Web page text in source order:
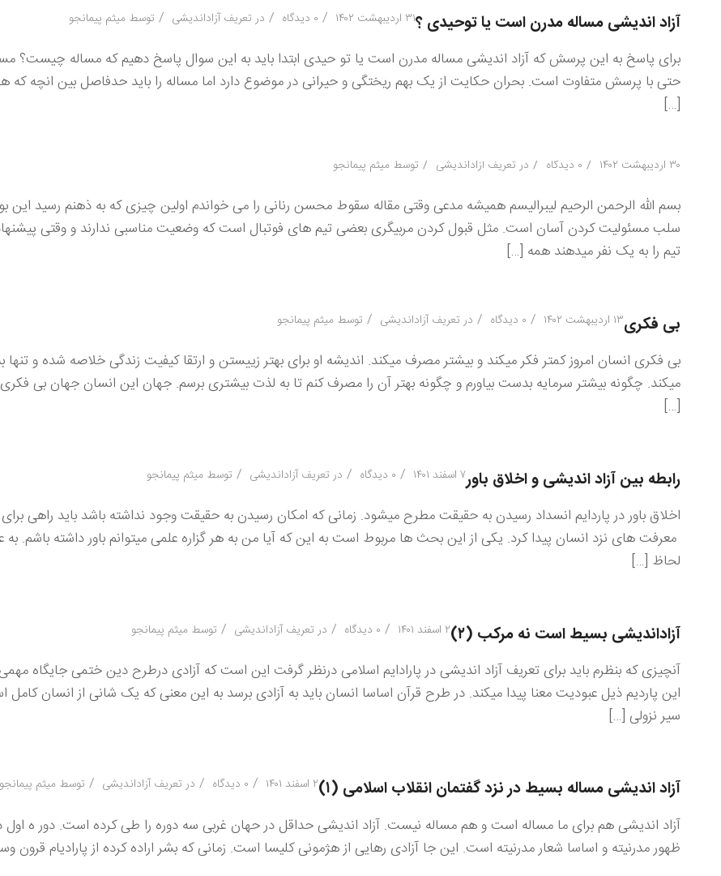
آزاد اندیشی مساله مدرن است یا توحیدی ؟۳۱ اردیبهشت ۱۴۰۲ / ۰ دیدگاه / در تعریف آزاداندیشی / توسط میثم پیمانجو
برای پاسخ به این پرسش که آزاد اندیشی مساله مدرن است یا تو حیدی ابتدا باید به این سوال پاسخ دهیم که مساله چیست؟
حتی با پرسش متفاوت است. بحران حکایت از یک بهم ریختگی و حیرانی در موضوع دارد اما مساله را باید حدفاصل بین انچه که
[…]
۳۰ اردیبهشت ۱۴۰۲ / ۰ دیدگاه / در تعریف آزاداندیشی / توسط میثم پیمانجو
بسم الله الرحمن الرحیم لیبرالیسم همیشه مدعی وقتی مقاله سقوط محسن رنانی را می خواندم اولین چیزی که به ذهنم رسید این
سلب مسئولیت کردن آسان است. مثل قبول کردن مربیگری بعضی تیم های فوتبال است که وضعیت مناسبی ندارند و وقتی
تیم را به یک نفر میدهند همه […]
بی فکری۱۳ اردیبهشت ۱۴۰۲ / ۰ دیدگاه / در تعریف آزاداندیشی / توسط میثم پیمانجو
بی فکری انسان امروز کمتر فکر میکند و بیشتر مصرف میکند. اندیشه او برای بهتر زییستن و ارتقا کیفیت زندگی خلاصه شده و تنها
میکند. چگونه بیشتر سرمایه بدست بیاورم و چگونه بهتر آن را مصرف کنم تا به لذت بیشتری برسم. جهان این انسان جهان بی
[…]
رابطه بین آزاد اندیشی و اخلاق باور۷ اسفند ۱۴۰۱ / ۰ دیدگاه / در تعریف آزاداندیشی / توسط میثم پیمانجو
اخلاق باور در پاردایم انسداد رسیدن به حقیقت مطرح میشود. زمانی که امکان رسیدن به حقیقت وجود نداشته باشد باید راهی
معرفت های نزد انسان پیدا کرد. یکی از این بحث ها مربوط است به این که آیا من به هر گزاره علمی میتوانم باور داشته باشم. به
لحاظ […]
آزاداندیشی بسیط است نه مرکب (۲) ۲ اسفند ۱۴۰۱ / ۰ دیدگاه / در تعریف آزاداندیشی / توسط میثم پیمانجو
آنچیزی که بنظرم باید برای تعریف آزاد اندیشی در پارادایم اسلامی درنظر گرفت این است که آزادی درطرح دین ختمی جایگاه مهمی
این پاردیم ذیل عبودیت معنا پیدا میکند. در طرح قرآن اساسا انسان باید به آزادی برسد به این معنی که یک شانی از انسان
سیر نزولی […]
آزاد اندیشی مساله بسیط در نزد گفتمان انقلاب اسلامی (۱) ۲ اسفند ۱۴۰۱ / ۰ دیدگاه / در تعریف آزاداندیشی / توسط میثم پیمانجو
آزاد اندیشی هم برای ما مساله است و هم مساله نیست. آزاد اندیشی حداقل در حهان غربی سه دوره را طی کرده است. دور ه اول
ظهور مدرنیته و اساسا شعار مدرنیته است. این جا آزادی رهایی از هژمونی کلیسا است. زمانی که بشر اراده کرده از پارادیام قرون